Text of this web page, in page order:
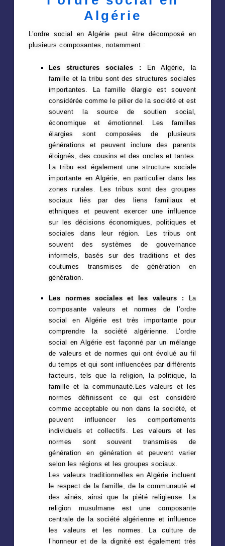
Algérie
L’ordre social en Algérie peut être décomposé en
plusieurs composantes, notamment :
Les structures sociales : En Algérie, la
famille et la tribu sont des structures sociales
importantes. La famille élargie est souvent
considérée comme le pilier de la société et est
souvent la source de soutien social,
économique et émotionnel. Les familles
élargies sont composées de plusieurs
générations et peuvent inclure des parents
éloignés, des cousins et des oncles et tantes.
La tribu est également une structure sociale
importante en Algérie, en particulier dans les
zones rurales. Les tribus sont des groupes
sociaux liés par des liens familiaux et
ethniques et peuvent exercer une influence
sur les décisions économiques, politiques et
sociales dans leur région. Les tribus ont
souvent des systèmes de gouvernance
informels, basés sur des traditions et des
coutumes transmises de génération en
génération.
Les normes sociales et les valeurs : La
composante valeurs et normes de l’ordre
social en Algérie est très importante pour
comprendre la société algérienne. L’ordre
social en Algérie est façonné par un mélange
de valeurs et de normes qui ont évolué au fil
du temps et qui sont influencées par différents
facteurs, tels que la religion, la politique, la
famille et la communauté.Les valeurs et les
normes définissent ce qui est considéré
comme acceptable ou non dans la société, et
peuvent influencer les comportements
individuels et collectifs. Les valeurs et les
normes sont souvent transmises de
génération en génération et peuvent varier
selon les régions et les groupes sociaux.
Les valeurs traditionnelles en Algérie incluent
le respect de la famille, de la communauté et
des aînés, ainsi que la piété religieuse. La
religion musulmane est une composante
centrale de la société algérienne et influence
les valeurs et les normes. La culture de
l’honneur et de la dignité est également très